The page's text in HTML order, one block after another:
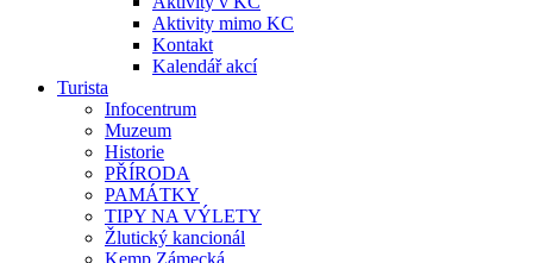
Aktivity mimo KC
Kontakt
Kalendář akcí
Turista
Infocentrum
Muzeum
Historie
PŘÍRODA
PAMÁTKY
TIPY NA VÝLETY
Žlutický kancionál
Kemp Zámecká